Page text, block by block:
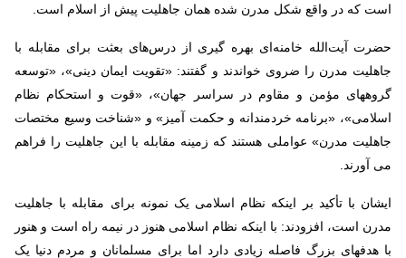
است که در واقع شکل مدرن شده همان جاهلیت پیش از اسلام است.
حضرت آیت‌الله خامنه‌ای بهره گیری از درس‌های بعثت برای مقابله با
جاهلیت مدرن را ضروی خواندند و گفتند: «تقویت ایمان دینی»، «توسعه
گروههای مؤمن و مقاوم در سراسر جهان»، «قوت و استحکام نظام
اسلامی»، «برنامه خردمندانه و حکمت آمیز» و «شناخت وسیع مختصات
جاهلیت مدرن» عواملی هستند که زمینه مقابله با این جاهلیت را فراهم
می آورند.
ایشان با تأکید بر اینکه نظام اسلامی یک نمونه برای مقابله با جاهلیت
مدرن است، افزودند: با اینکه نظام اسلامی هنوز در نیمه راه است و هنور
با هدفهای بزرگ فاصله زیادی دارد اما برای مسلمانان و مردم دنیا یک